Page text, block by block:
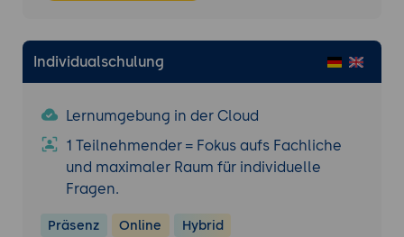
Individualschulung
Lernumgebung in der Cloud
1 Teilnehmender = Fokus aufs Fachliche
und maximaler Raum für individuelle
Fragen.
Präsenz Online Hybrid